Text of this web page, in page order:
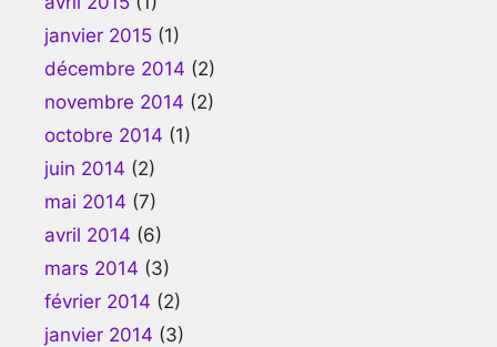
janvier 2015 (1)
décembre 2014 (2)
novembre 2014 (2)
octobre 2014 (1)
juin 2014 (2)
mai 2014 (7)
avril 2014 (6)
mars 2014 (3)
février 2014 (2)
janvier 2014 (3)